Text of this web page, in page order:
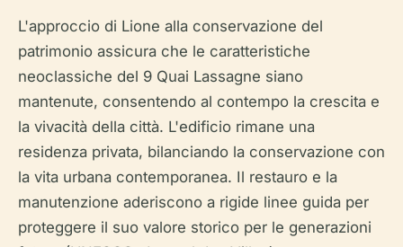
L'approccio di Lione alla conservazione del
patrimonio assicura che le caratteristiche
neoclassiche del 9 Quai Lassagne siano
mantenute, consentendo al contempo la crescita e
la vivacità della città. L'edificio rimane una
residenza privata, bilanciando la conservazione con
la vita urbana contemporanea. Il restauro e la
manutenzione aderiscono a rigide linee guida per
proteggere il suo valore storico per le generazioni